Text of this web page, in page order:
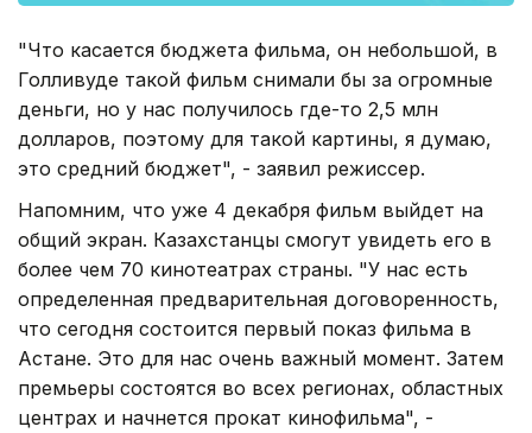
"Что касается бюджета фильма, он небольшой, в
Голливуде такой фильм снимали бы за огромные
деньги, но у нас получилось где-то 2,5 млн
долларов, поэтому для такой картины, я думаю,
это средний бюджет", - заявил режиссер.
Напомним, что уже 4 декабря фильм выйдет на
общий экран. Казахстанцы смогут увидеть его в
более чем 70 кинотеатрах страны. "У нас есть
определенная предварительная договоренность,
что сегодня состоится первый показ фильма в
Астане. Это для нас очень важный момент. Затем
премьеры состоятся во всех регионах, областных
центрах и начнется прокат кинофильма", -